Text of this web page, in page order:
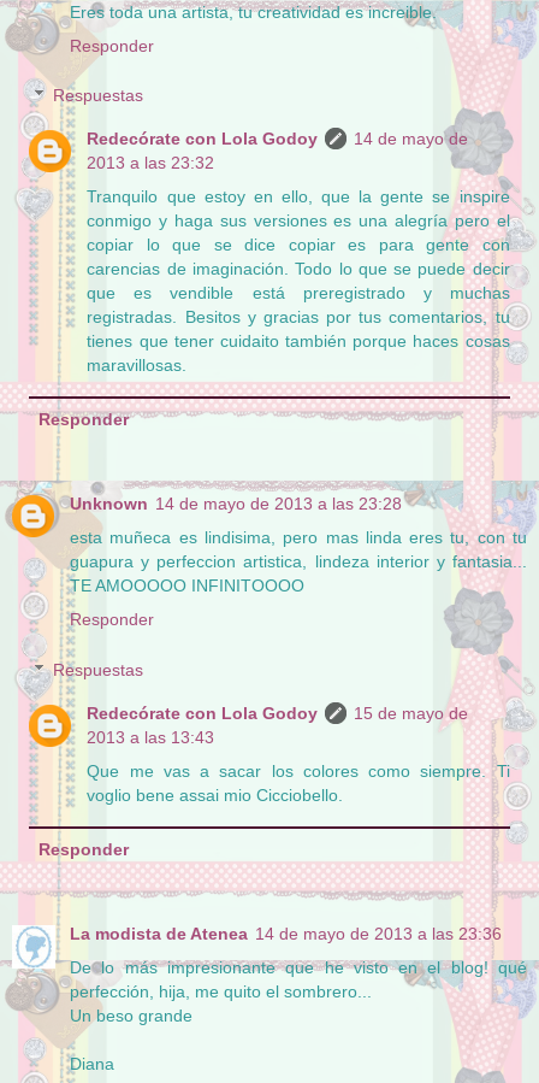
Eres toda una artista, tu creatividad es increible.
Responder
Respuestas
Redecórate con Lola Godoy
14 de mayo de
2013 a las 23:32
Tranquilo que estoy en ello, que la gente se inspire
conmigo y haga sus versiones es una alegría pero el
copiar lo que se dice copiar es para gente con
carencias de imaginación. Todo lo que se puede decir
que es vendible está preregistrado y muchas
registradas. Besitos y gracias por tus comentarios, tu
tienes que tener cuidaito también porque haces cosas
maravillosas.
Responder
Unknown 14 de mayo de 2013 a las 23:28
esta muñeca es lindisima, pero mas linda eres tu, con tu
guapura y perfeccion artistica, lindeza interior y fantasia...
TE AMOOOOO INFINITOOOO
Responder
Respuestas
Redecórate con Lola Godoy
15 de mayo de
2013 a las 13:43
Que me vas a sacar los colores como siempre. Ti
voglio bene assai mio Cicciobello.
Responder
La modista de Atenea 14 de mayo de 2013 a las 23:36
De lo más impresionante que he visto en el blog! qué
perfección, hija, me quito el sombrero...
Un beso grande
Diana